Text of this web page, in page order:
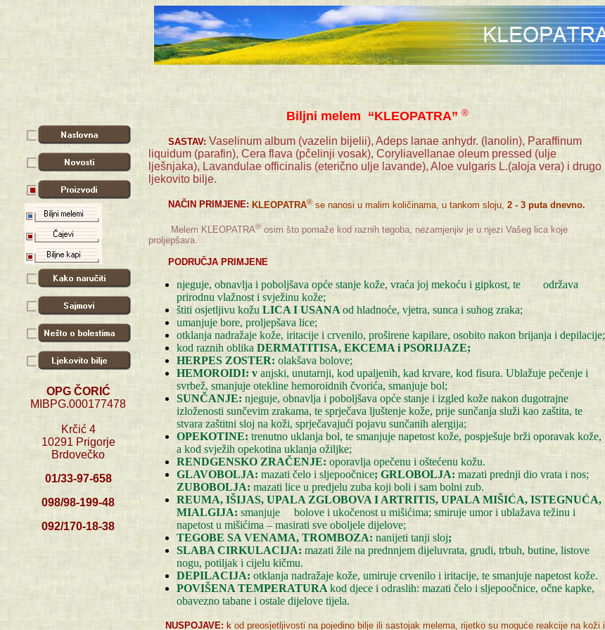
OPG ČORIĆ
MIBPG.000177478
Krčić 4
10291 Prigorje
Brdovečko
01/33-97-658
098/98-199-48
092/170-18-38
Biljni melem “KLEOPATRA” ®
SASTAV: Vaselinum album (vazelin bijelii), Adeps lanae anhydr. (lanolin), Paraffinum
liquidum (parafin), Cera flava (pčelinji vosak), Coryliavellanae oleum pressed (ulje
lješnjaka), Lavandulae officinalis (eterično ulje lavande), Aloe vulgaris L.(aloja vera) i drugo
ljekovito bilje.
NAČIN PRIMJENE: KLEOPATRA® se nanosi u malim količinama, u tankom sloju, 2 - 3 puta dnevno.
Melem KLEOPATRA® osim što pomaže kod raznih tegoba, nezamjenjiv je u njezi Vašeg lica koje
proljepšava.
PODRUČJA PRIMJENE
njeguje, obnavlja i poboljšava opće stanje kože, vraća joj mekoću i gipkost, te održava
prirodnu vlažnost i svježinu kože;
štiti osjetljivu kožu LICA I USANA od hladnoće, vjetra, sunca i suhog zraka;
umanjuje bore, proljepšava lice;
otklanja nadražaje kože, iritacije i crvenilo, proširene kapilare, osobito nakon brijanja i depilacije;
kod raznih oblika DERMATITISA, EKCEMA i PSORIJAZE;
HERPES ZOSTER: olakšava bolove;
HEMOROIDI: v anjski, unutarnji, kod upaljenih, kad krvare, kod fisura. Ublažuje pečenje i
svrbež, smanjuje otekline hemoroidnih čvorića, smanjuje bol;
SUNČANJE: njeguje, obnavlja i poboljšava opće stanje i izgled kože nakon dugotrajne
izloženosti sunčevim zrakama, te sprječava ljuštenje kože, prije sunčanja služi kao zaštita, te
stvara zaštitni sloj na koži, sprječavajući pojavu sunčanih alergija;
OPEKOTINE: trenutno uklanja bol, te smanjuje napetost kože, pospješuje brži oporavak kože,
a kod svježih opekotina uklanja ožiljke;
RENDGENSKO ZRAČENJE: oporavlja opečenu i oštećenu kožu.
GLAVOBOLJA: mazati čelo i sljepoočnice; GRLOBOLJA: mazati prednji dio vrata i nos;
ZUBOBOLJA: mazati lice u predjelu zuba koji boli i sam bolni zub.
REUMA, IŠIJAS, UPALA ZGLOBOVA I ARTRITIS, UPALA MIŠIĆA, ISTEGNUĆA,
MIALGIJA: smanjuje bolove i ukočenost u mišićima; smiruje umor i ublažava težinu i
napetost u mišićima – masirati sve oboljele dijelove;
TEGOBE SA VENAMA, TROMBOZA: nanijeti tanji sloj;
SLABA CIRKULACIJA: mazati žile na prednnjem dijeluvrata, grudi, trbuh, butine, listove
nogu, potiljak i cijelu kičmu.
DEPILACIJA: otklanja nadražaje kože, umiruje crvenilo i iritacije, te smanjuje napetost kože.
POVIŠENA TEMPERATURA kod djece i odraslih: mazati čelo i sljepoočnice, očne kapke,
obavezno tabane i ostale dijelove tijela.
NUSPOJAVE: k od preosjetljivosti na pojedino bilje ili sastojak melema, rijetko su moguće reakcije na koži i